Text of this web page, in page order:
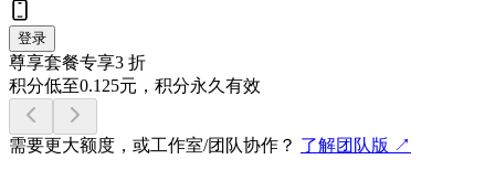
登录
尊享套餐专享3 折
积分低至0.125元，积分永久有效
需要更大额度，或工作室/团队协作？ 了解团队版 ↗